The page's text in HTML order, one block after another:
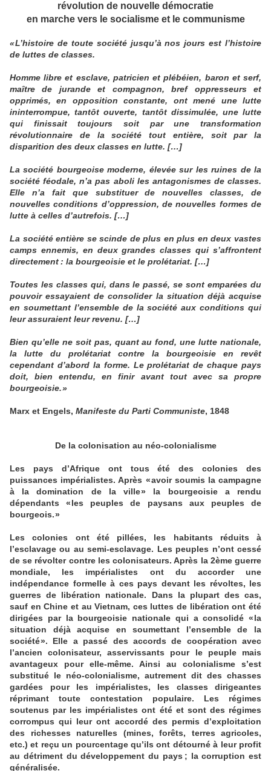
révolution de nouvelle démocratie
en marche vers le socialisme et le communisme
« L’histoire de toute société jusqu’à nos jours est l’histoire
de luttes de classes.
Homme libre et esclave, patricien et plébéien, baron et serf,
maître de jurande et compagnon, bref oppresseurs et
opprimés, en opposition constante, ont mené une lutte
ininterrompue, tantôt ouverte, tantôt dissimulée, une lutte
qui finissait toujours soit par une transformation
révolutionnaire de la société tout entière, soit par la
disparition des deux classes en lutte. […]
La société bourgeoise moderne, élevée sur les ruines de la
société féodale, n’a pas aboli les antagonismes de classes.
Elle n’a fait que substituer de nouvelles classes, de
nouvelles conditions d’oppression, de nouvelles formes de
lutte à celles d’autrefois. […]
La société entière se scinde de plus en plus en deux vastes
camps ennemis, en deux grandes classes qui s’affrontent
directement : la bourgeoisie et le prolétariat. […]
Toutes les classes qui, dans le passé, se sont emparées du
pouvoir essayaient de consolider la situation déjà acquise
en soumettant l’ensemble de la société aux conditions qui
leur assuraient leur revenu. […]
Bien qu’elle ne soit pas, quant au fond, une lutte nationale,
la lutte du prolétariat contre la bourgeoisie en revêt
cependant d’abord la forme. Le prolétariat de chaque pays
doit, bien entendu, en finir avant tout avec sa propre
bourgeoisie. »
Marx et Engels, Manifeste du Parti Communiste, 1848
De la colonisation au néo-colonialisme
Les pays d’Afrique ont tous été des colonies des
puissances impérialistes. Après « avoir soumis la campagne
à la domination de la ville » la bourgeoisie a rendu
dépendants « les peuples de paysans aux peuples de
bourgeois. »
Les colonies ont été pillées, les habitants réduits à
l’esclavage ou au semi-esclavage. Les peuples n’ont cessé
de se révolter contre les colonisateurs. Après la 2ème guerre
mondiale, les impérialistes ont du accorder une
indépendance formelle à ces pays devant les révoltes, les
guerres de libération nationale. Dans la plupart des cas,
sauf en Chine et au Vietnam, ces luttes de libération ont été
dirigées par la bourgeoisie nationale qui a consolidé « la
situation déjà acquise en soumettant l’ensemble de la
société ». Elle a passé des accords de coopération avec
l’ancien colonisateur, asservissants pour le peuple mais
avantageux pour elle-même. Ainsi au colonialisme s’est
substitué le néo-colonialisme, autrement dit des chasses
gardées pour les impérialistes, les classes dirigeantes
réprimant toute contestation populaire. Les régimes
soutenus par les impérialistes ont été et sont des régimes
corrompus qui leur ont accordé des permis d’exploitation
des richesses naturelles (mines, forêts, terres agricoles,
etc.) et reçu un pourcentage qu’ils ont détourné à leur profit
au détriment du développement du pays ; la corruption est
généralisée.